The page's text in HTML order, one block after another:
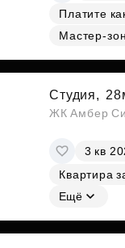
Платите
Мастер-
Студия,
ЖК Амбер
3 кв
Квартира
Ещё